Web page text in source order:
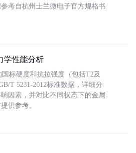
考自杭州士兰微电子官方规格书
学性能分析
标硬度和抗拉强度（包括T2及
T 5231-2012标准数据，详细分
因素，并对比不同状态下的金属
供参考。